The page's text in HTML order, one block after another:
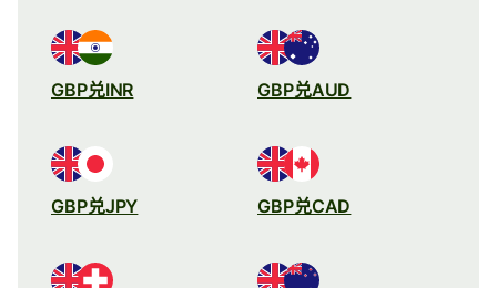
GBP兑INR GBP兑AUD
GBP兑JPY GBP兑CAD